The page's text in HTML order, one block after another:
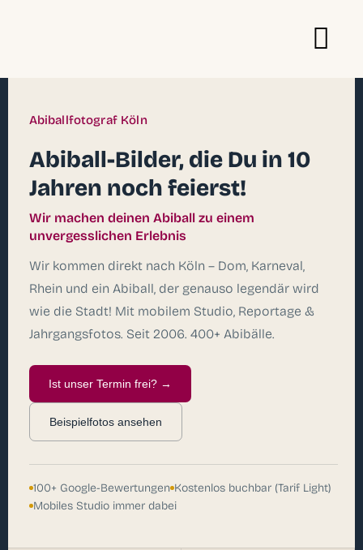
Abiballfotograf Köln
Abiball-Bilder, die Du in 10
Jahren noch feierst!
Wir machen deinen Abiball zu einem
unvergesslichen Erlebnis
Wir kommen direkt nach Köln – Dom, Karneval,
Rhein und ein Abiball, der genauso legendär wird
wie die Stadt! Mit mobilem Studio, Reportage &
Jahrgangsfotos. Seit 2006. 400+ Abibälle.
Ist unser Termin frei? →
Beispielfotos ansehen
100+ Google-Bewertungen Kostenlos buchbar (Tarif Light)
Mobiles Studio immer dabei